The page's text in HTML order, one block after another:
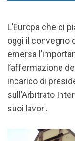
L’Europa che ci
oggi il convegno
emersa
l’affermazione
incarico di
sull’Arbitrato
suoi lavori.